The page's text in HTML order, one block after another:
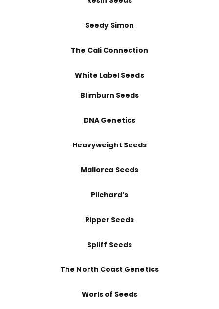
Seedy Simon
The Cali Connection
White Label Seeds
Blimburn Seeds
DNA Genetics
Heavyweight Seeds
Mallorca Seeds
Pilchard’s
Ripper Seeds
Spliff Seeds
The North Coast Genetics
Worls of Seeds